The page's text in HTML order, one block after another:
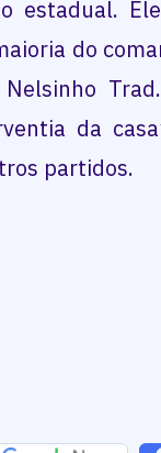
estadual.
do
da
partidos.